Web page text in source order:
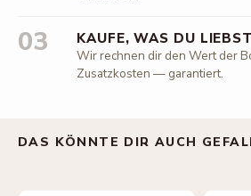
03 KAUFE, WAS DU LIEBST
Wir rechnen dir den Wert der
Zusatzkosten — garantiert.
DAS KÖNNTE DIR AUCH